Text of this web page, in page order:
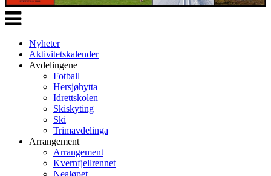
Veksle
navigasjon
Nyheter
Aktivitetskalender
Avdelingene
Fotball
Hersjøhytta
Idrettskolen
Skiskyting
Ski
Trimavdelinga
Arrangement
Arrangement
Kvernfjellrennet